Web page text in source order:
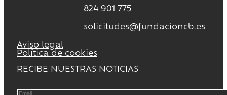
824 901 775
solicitudes@fundacioncb.es
Aviso legal
Política de cookies
RECIBE NUESTRAS NOTICIAS